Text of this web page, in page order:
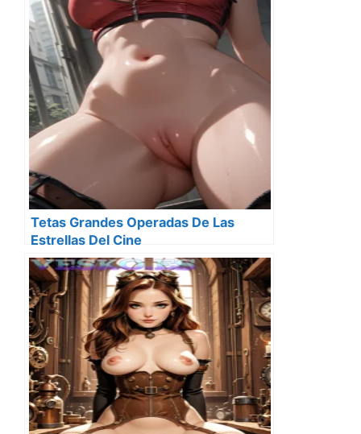
Tetas Grandes Operadas De Las
Estrellas Del Cine